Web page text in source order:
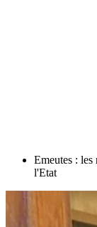
Emeutes : les
l'Etat